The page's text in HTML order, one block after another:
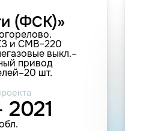
(ФСК)»
и СМВ–220
выкл.–
привод
шт.